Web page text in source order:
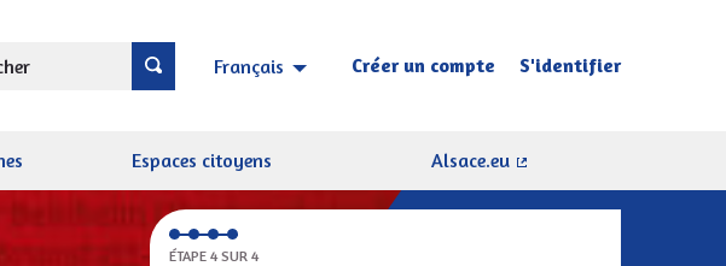
Français Choisir la langue Sprache wählen
Créer un compte S'identifier
Espaces citoyens
Alsace.eu
ÉTAPE 4 SUR 4